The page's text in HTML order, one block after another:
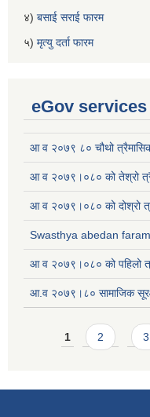
४) बसाई सराई फारम
५) मृत्यु दर्ता फारम
eGov services
आ व २०७९ ८० चौथो
आ व २०७९।०८० को तेश्रो
आ व २०७९।०८० को दोश्रो
Swasthya abedan faram
आ व २०७९।०८० को पहिलो
आ.व २०७९।८० सामाजिक
Pages
1 2 3